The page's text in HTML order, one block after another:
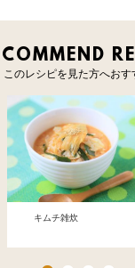
このレシピを見た方へおす
キムチ雑炊